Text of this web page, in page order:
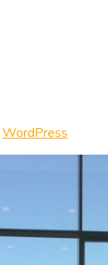
WordPress